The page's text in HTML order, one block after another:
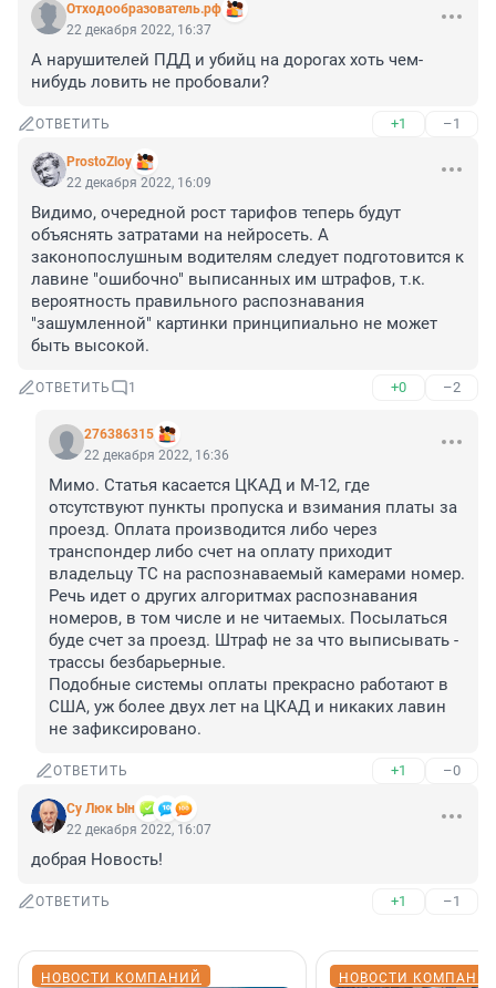
Отходообразователь.рф
22 декабря 2022, 16:37
А нарушителей ПДД и убийц на дорогах хоть чем-
нибудь ловить не пробовали?
ОТВЕТИТЬ +1 –1
ProstoZloy
22 декабря 2022, 16:09
Видимо, очередной рост тарифов теперь будут
объяснять затратами на нейросеть. А
законопослушным водителям следует подготовится к
лавине "ошибочно" выписанных им штрафов, т.к.
вероятность правильного распознавания
"зашумленной" картинки принципиально не может
быть высокой.
ОТВЕТИТЬ 1 +0 –2
276386315
22 декабря 2022, 16:36
Мимо. Статья касается ЦКАД и М-12, где
отсутствуют пункты пропуска и взимания платы за
проезд. Оплата производится либо через
транспондер либо счет на оплату приходит
владельцу ТС на распознаваемый камерами номер.
Речь идет о других алгоритмах распознавания
номеров, в том числе и не читаемых. Посылаться
буде счет за проезд. Штраф не за что выписывать -
трассы безбарьерные.
Подобные системы оплаты прекрасно работают в
США, уж более двух лет на ЦКАД и никаких лавин
не зафиксировано.
ОТВЕТИТЬ +1 –0
Су Люк Ын
22 декабря 2022, 16:07
добрая Новость!
ОТВЕТИТЬ +1 –1
НОВОСТИ КОМПАНИЙ НОВОСТИ